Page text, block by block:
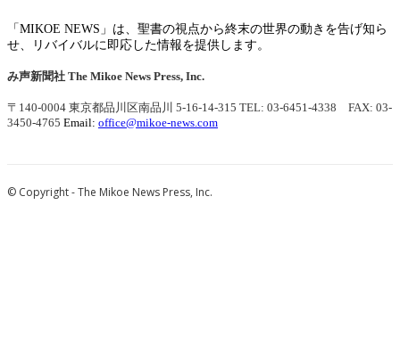
「MIKOE NEWS」は、聖書の視点から終末の世界の動きを告げ知ら
せ、リバイバルに即応した情報を提供します。
み声新聞社 The Mikoe News Press, Inc.
〒140-0004 東京都品川区南品川 5-16-14-315 TEL: 03-6451-4338 FAX: 03-
3450-4765 Email: office@mikoe-news.com
© Copyright - The Mikoe News Press, Inc.